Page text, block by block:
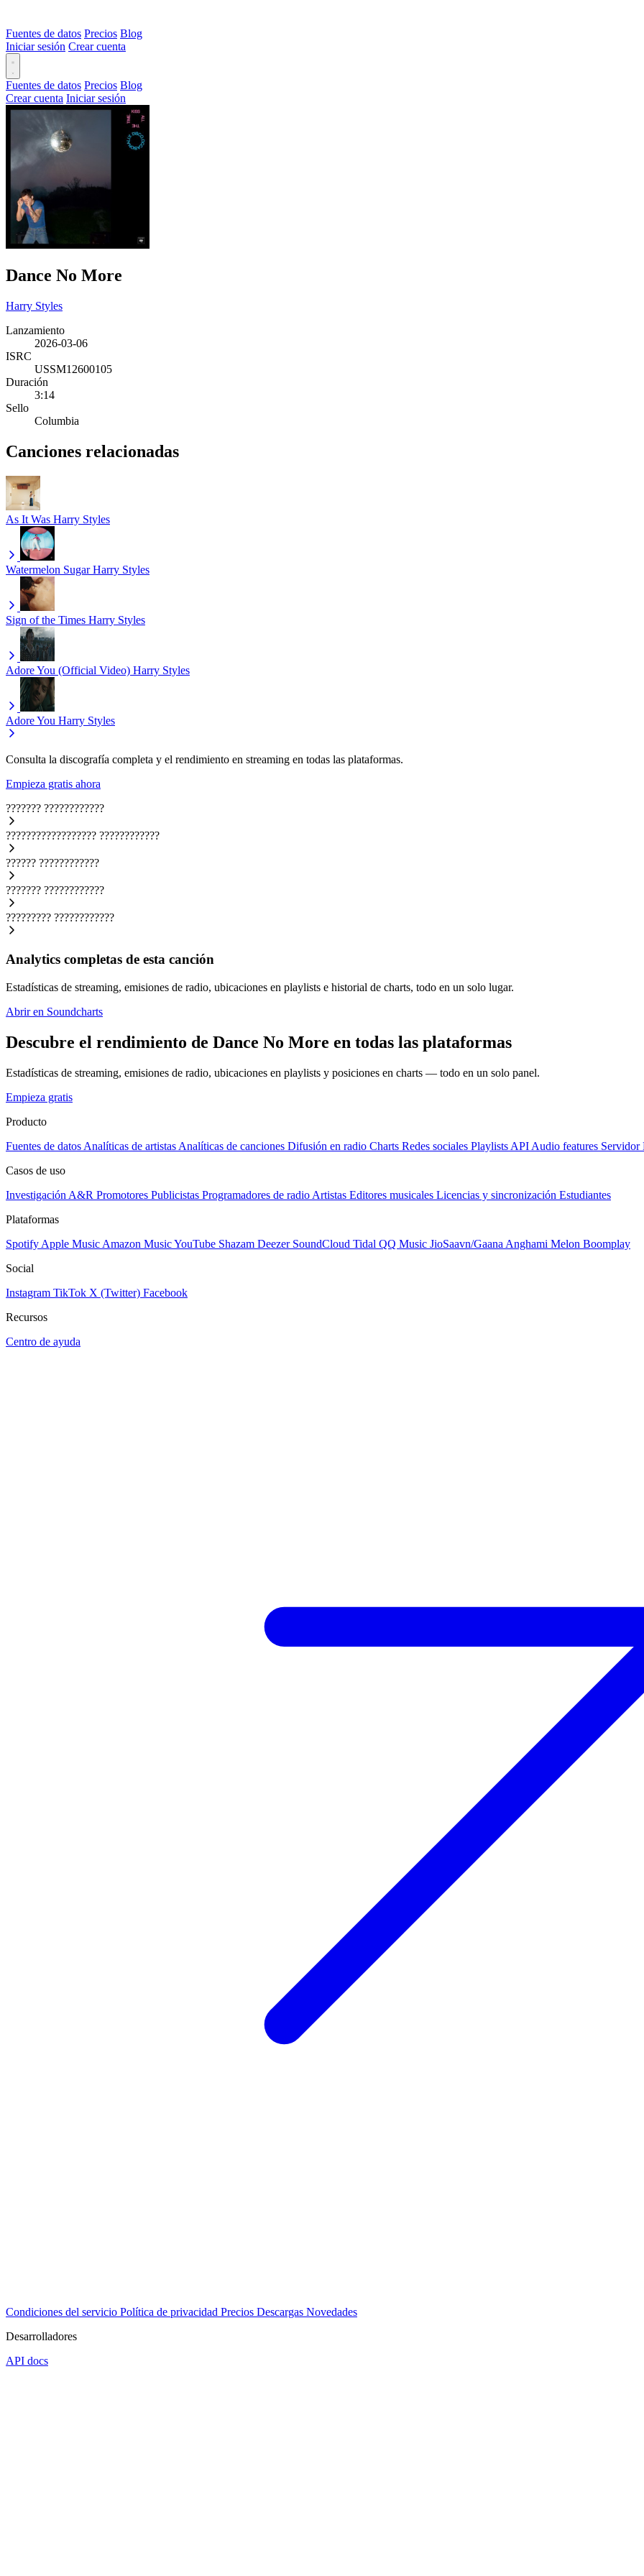
Fuentes de datos Precios Blog
Iniciar sesión Crear cuenta
Fuentes de datos Precios Blog
Crear cuenta Iniciar sesión
Dance No More
Harry Styles
Lanzamiento
2026-03-06
ISRC
USSM12600105
Duración
3:14
Sello
Columbia
Canciones relacionadas
As It Was Harry Styles
Watermelon Sugar Harry Styles
Sign of the Times Harry Styles
Adore You (Official Video) Harry Styles
Adore You Harry Styles
Consulta la discografía completa y el rendimiento en streaming en todas las plataformas.
Empieza gratis ahora
??????? ????????????
?????????????????? ????????????
?????? ????????????
??????? ????????????
????????? ????????????
Analytics completas de esta canción
Estadísticas de streaming, emisiones de radio, ubicaciones en playlists e historial de charts, todo en un solo lugar.
Abrir en Soundcharts
Descubre el rendimiento de Dance No More en todas las plataformas
Estadísticas de streaming, emisiones de radio, ubicaciones en playlists y posiciones en charts — todo en un solo panel.
Empieza gratis
Producto
Fuentes de datos Analíticas de artistas Analíticas de canciones Difusión en radio Charts Redes sociales Playlists API Audio features Servidor
Casos de uso
Investigación A&R Promotores Publicistas Programadores de radio Artistas Editores musicales Licencias y sincronización Estudiantes
Plataformas
Spotify Apple Music Amazon MusicYouTube Shazam Deezer SoundCloud Tidal QQ Music JioSaavn/Gaana Anghami Melon Boomplay
Social
Instagram TikTok X (Twitter) Facebook
Recursos
Centro de ayuda
Condiciones del servicio Política de privacidad Precios Descargas Novedades
Desarrolladores
API docs